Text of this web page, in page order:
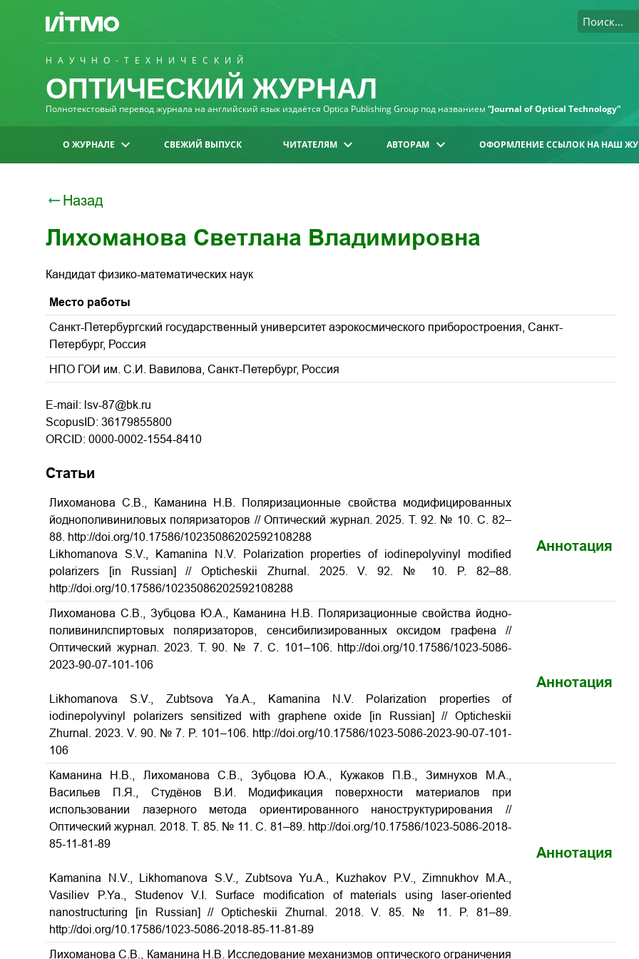
НАУЧНО-ТЕХНИЧЕСКИЙ
ОПТИЧЕСКИЙ ЖУРНАЛ
Полнотекстовый перевод журнала на английский язык издаётся Optica Publishing Group под названием “Journal of Optical Technology“
О ЖУРНАЛЕ СВЕЖИЙ ВЫПУСК ЧИТАТЕЛЯМ АВТОРАМ ОФОРМЛЕНИЕ ССЫЛОК НА НАШ
Назад
Лихоманова Светлана Владимировна
Кандидат физико-математических наук
Место работы
Санкт-Петербургский государственный университет аэрокосмического приборостроения, Санкт-
Петербург, Россия
НПО ГОИ им. С.И. Вавилова, Санкт-Петербург, Россия
E-mail: lsv-87@bk.ru
ScopusID: 36179855800
ORCID: 0000-0002-1554-8410
Статьи
Лихоманова С.В., Каманина Н.В. Поляризационные свойства модифицированных
йодно­поливиниловых поляризаторов // Оптический журнал.2025. Т. 92. № 10. С . 82–
88. http://doi.org/10.17586/1023­5086­2025­92­10­82­88
Likhomanova S.V., Kamanina N.V. Polarization properties of iodine­polyvinyl modified
polarizers [in Russian] // Opticheskii Zhurnal. 2025. V. 92. № 10. P. 82–88.
http://doi.org/10.17586/1023­5086­2025­92­10­82­88
Аннотация
Лихоманова С.В., Зубцова Ю.А., Каманина Н.В. Поляризационные свойства йодно-
поливинилспиртовых поляризаторов, сенсибилизированных оксидом графена //
Оптический журнал. 2023. Т. 90. № 7. С. 101–106. http://doi.org/10.17586/1023-5086-
2023-90-07-101-106
Likhomanova S.V., Zubtsova Ya.A., Kamanina N.V. Polarization properties of
iodinepolyvinyl polarizers sensitized with graphene oxide [in Russian] // Opticheskii
Zhurnal. 2023. V. 90. № 7. P. 101–106. http://doi.org/10.17586/1023-5086-2023-90-07-101-
106
Аннотация
Каманина Н.В., Лихоманова С.В., Зубцова Ю.А., Кужаков П.В., Зимнухов М.А.,
Васильев П.Я., Студёнов В.И. Модификация поверхности материалов при
использовании лазерного метода ориентированного наноструктурирования //
Оптический журнал. 2018. Т. 85. № 11. С. 81–89. http://doi.org/10.17586/1023-5086-2018-
85-11-81-89
Kamanina N.V., Likhomanova S.V., Zubtsova Yu.A., Kuzhakov P.V., Zimnukhov M.A.,
Vasiliev P.Ya., Studenov V.I. Surface modification of materials using laser-oriented
nanostructuring
[in Russian] // Opticheskii Zhurnal.
2018. V. 85. № 11. P. 81–89.
http://doi.org/10.17586/1023-5086-2018-85-11-81-89
Аннотация
Лихоманова С.В., Каманина Н.В. Исследование механизмов оптического ограничения